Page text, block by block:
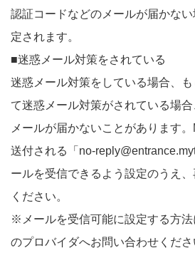
認証コードなどのメールが届かな
定されます。
■迷惑メール対策をされている
迷惑メール対策をしている場合、
て迷惑メール対策がされている場
メールが届かないことがあります
送付される「no-
ールを受信できるよう設定のうえ
ください。
※メールを受信可能に設定する方
のプロバイダへお問い合わせくださ